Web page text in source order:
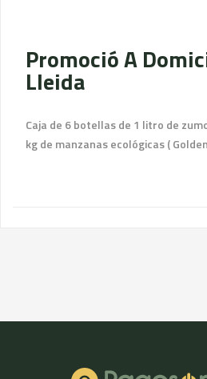
Promoció A
Lleida
Caja de 6 botellas de 1 litro de
kg de manzanas ecológicas (